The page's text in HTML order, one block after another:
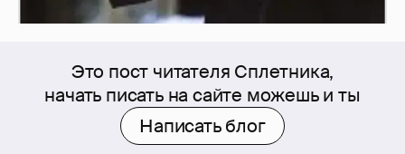
Это пост читателя Сплетника,
начать писать на сайте можешь и ты
Написать блог